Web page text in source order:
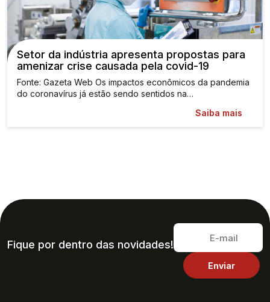
Setor da indústria apresenta propostas para
amenizar crise causada pela covid-19
Fonte: Gazeta Web Os impactos econômicos da pandemia
do coronavírus já estão sendo sentidos na…
Saiba mais
Fique por dentro das novidades!